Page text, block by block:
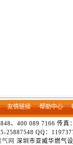
友情链接┈帮助中心┈
、400 089 7166 传
25887548 QQ：
网 深圳市亚威华燃气